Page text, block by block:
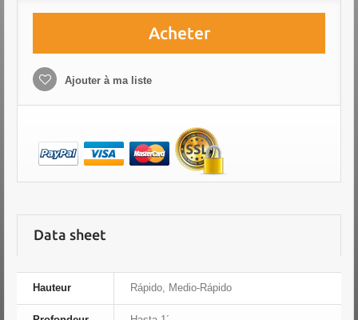
Acheter
Ajouter à ma liste
Data sheet
Hauteur Rápido, Medio-Rápido